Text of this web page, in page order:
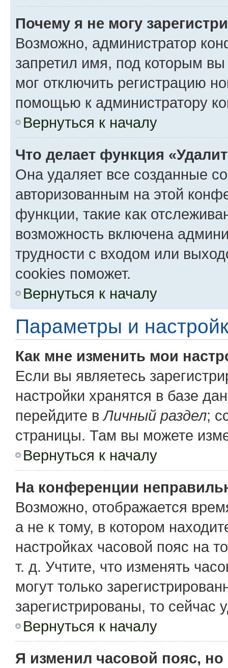
Почему я не могу
Возможно, администратор
запретил имя, под которым
мог отключить регистрацию
помощью к администратору
Вернуться к началу
Что делает функция
Она удаляет все созданные
авторизованным на этой
функции, такие как
возможность включена
трудности с входом или
cookies поможет.
Вернуться к началу
Параметры и
Как мне изменить мои
Если вы являетесь
настройки хранятся в базе
перейдите вЛичный раздел;
страницы. Там вы можете
Вернуться к началу
На конференции
Возможно, отображается
а не к тому, в котором
настройках часовой пояс на
т. д. Учтите, что изменять
могут только
зарегистрированы, то сейчас
Вернуться к началу
Я изменил часовой пояс,